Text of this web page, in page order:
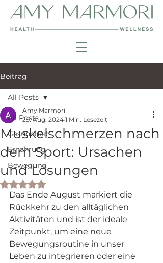
Beitrag
All Posts
Gesundheit
Ernährung
Bewegung
All Posts
Muskelschmerzen nach
dem Sport: Ursachen
und Lösungen
Amy Marmori
29. Aug. 2024 1 Min. Lesezeit
Mit NaN von 5 Sternen bewertet.
Das Ende August markiert die
Rückkehr zu den alltäglichen
Aktivitäten und ist der ideale
Zeitpunkt, um eine neue
Bewegungsroutine in unser
Leben zu integrieren oder eine